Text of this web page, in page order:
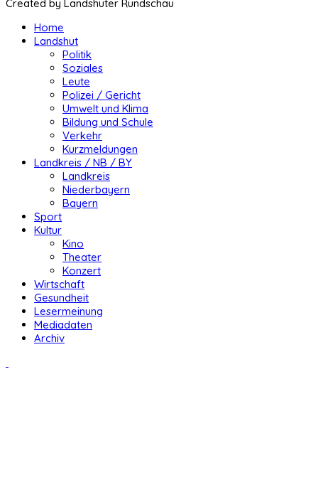
Created by Landshuter Rundschau
Home
Landshut
Politik
Soziales
Leute
Polizei / Gericht
Umwelt und Klima
Bildung und Schule
Verkehr
Kurzmeldungen
Landkreis / NB / BY
Landkreis
Niederbayern
Bayern
Sport
Kultur
Kino
Theater
Konzert
Wirtschaft
Gesundheit
Lesermeinung
Mediadaten
Archiv